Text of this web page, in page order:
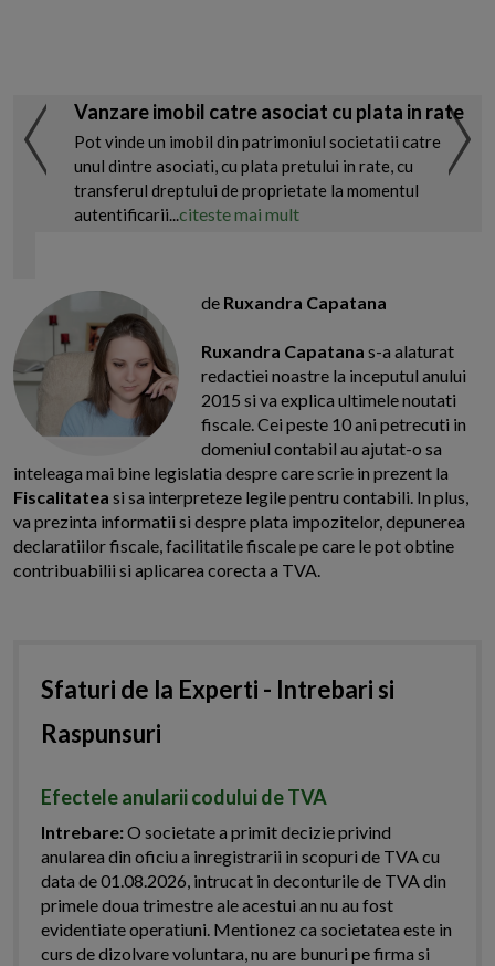
Vanzare imobil catre asociat cu plata in rate
Pot vinde un imobil din patrimoniul societatii catre
unul dintre asociati, cu plata pretului in rate, cu
transferul dreptului de proprietate la momentul
autentificarii...citeste mai mult
de Ruxandra Capatana
Ruxandra Capatana s-a alaturat
redactiei noastre la inceputul anului
2015 si va explica ultimele noutati
fiscale. Cei peste 10 ani petrecuti in
domeniul contabil au ajutat-o sa
inteleaga mai bine legislatia despre care scrie in prezent la
Fiscalitatea si sa interpreteze legile pentru contabili. In plus,
va prezinta informatii si despre plata impozitelor, depunerea
declaratiilor fiscale, facilitatile fiscale pe care le pot obtine
contribuabilii si aplicarea corecta a TVA.
Sfaturi de la Experti - Intrebari si
Raspunsuri
Efectele anularii codului de TVA
Intrebare:O societate a primit decizie privind
anularea din oficiu a inregistrarii in scopuri de TVA cu
data de 01.08.2026, intrucat in deconturile de TVA din
primele doua trimestre ale acestui an nu au fost
evidentiate operatiuni. Mentionez ca societatea este in
curs de dizolvare voluntara, nu are bunuri pe firma si